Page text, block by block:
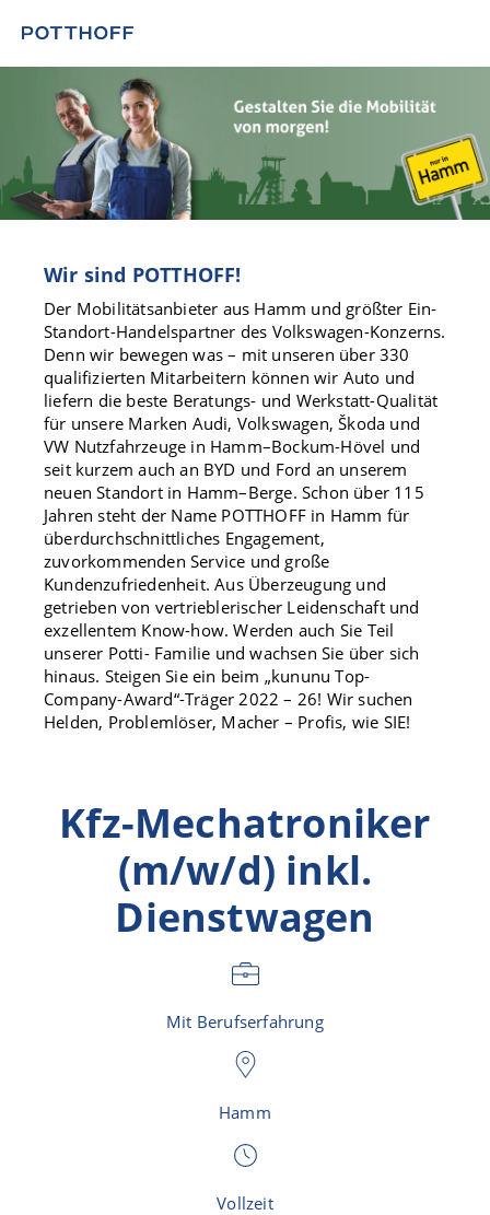
Wir sind POTTHOFF!
Der Mobilitätsanbieter aus Hamm und größter Ein-
Standort-Handelspartner des Volkswagen-Konzerns.
Denn wir bewegen was – mit unseren über 330
qualifizierten Mitarbeitern können wir Auto und
liefern die beste Beratungs- und Werkstatt-Qualität
für unsere Marken Audi, Volkswagen, Škoda und
VW Nutzfahrzeuge in Hamm–Bockum-Hövel und
seit kurzem auch an BYD und Ford an unserem
neuen Standort in Hamm–Berge. Schon über 115
Jahren steht der Name POTTHOFF in Hamm für
überdurchschnittliches Engagement,
zuvorkommenden Service und große
Kundenzufriedenheit. Aus Überzeugung und
getrieben von vertrieblerischer Leidenschaft und
exzellentem Know-how. Werden auch Sie Teil
unserer Potti- Familie und wachsen Sie über sich
hinaus. Steigen Sie ein beim „kununu Top-
Company-Award“-Träger 2022 – 26! Wir suchen
Helden, Problemlöser, Macher – Profis, wie SIE!
Kfz-Mechatroniker
(m/w/d) inkl.
Dienstwagen
Mit Berufserfahrung
Hamm
Vollzeit